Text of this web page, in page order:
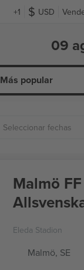
+1 USD
09
Más popular
Malmö
Eleda Stadion
Malmö, SE